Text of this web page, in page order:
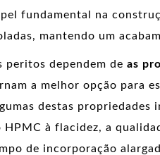
fundamental na
mantendo um
peritos dependem de as
a melhor opção para
destas propriedades
HPMC à flacidez, a
de incorporação